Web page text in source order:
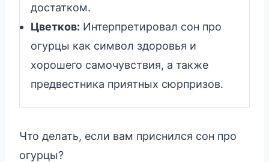
достатком.
Цветков: Интерпретировал сон про
огурцы как символ здоровья и
хорошего самочувствия, а также
предвестника приятных сюрпризов.
Что делать, если вам приснился сон про
огурцы?